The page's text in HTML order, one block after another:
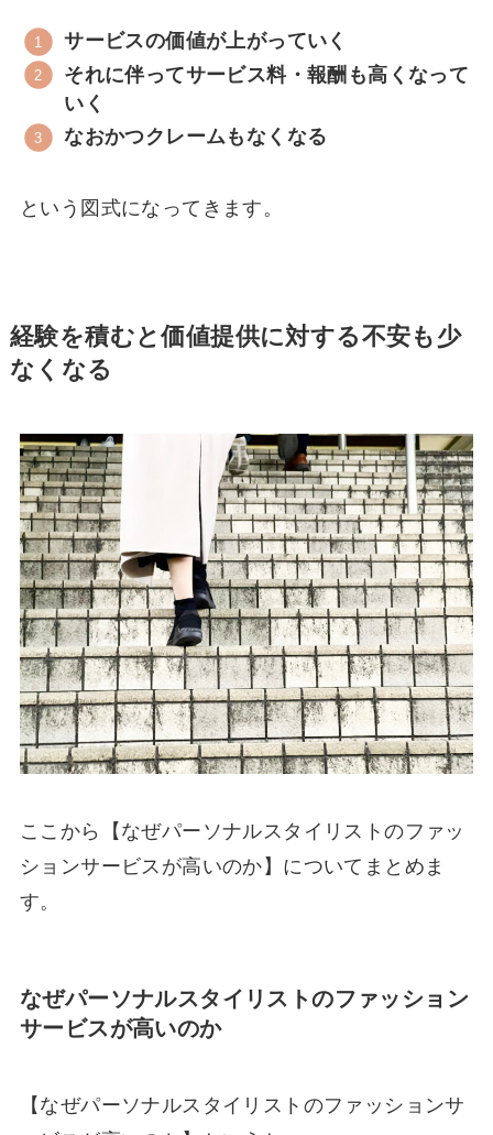
サービスの価値が上がっていく
それに伴ってサービス料・報酬も高くなって
いく
なおかつクレームもなくなる
という図式になってきます。
経験を積むと価値提供に対する不安も少
なくなる
ここから【なぜパーソナルスタイリストのファッ
ションサービスが高いのか】についてまとめま
す。
なぜパーソナルスタイリストのファッション
サービスが高いのか
【なぜパーソナルスタイリストのファッションサ